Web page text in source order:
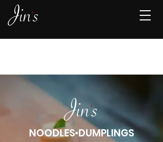
Jin's
Jin's
NOODLES•DUMPLINGS